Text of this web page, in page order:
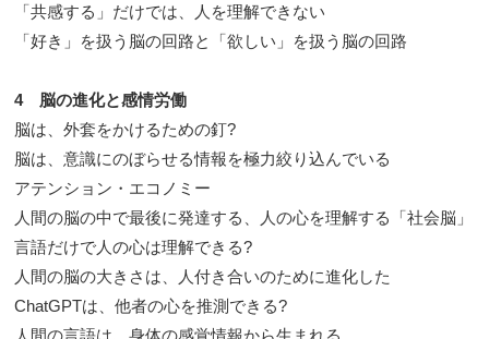
「共感する」だけでは、人を理解できない
「好き」を扱う脳の回路と「欲しい」を扱う脳の回路
4 脳の進化と感情労働
脳は、外套をかけるための釘?
脳は、意識にのぼらせる情報を極力絞り込んでいる
アテンション・エコノミー
人間の脳の中で最後に発達する、人の心を理解する「社会脳」
言語だけで人の心は理解できる?
人間の脳の大きさは、人付き合いのために進化した
ChatGPTは、他者の心を推測できる?
人間の言語は、身体の感覚情報から生まれる